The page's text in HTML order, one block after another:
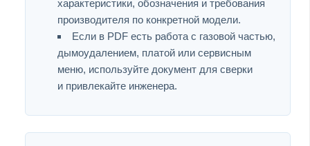
характеристики, обозначения и требования
производителя по конкретной модели.
Если в PDF есть работа с газовой частью,
дымоудалением, платой или сервисным
меню, используйте документ для сверки
и привлекайте инженера.